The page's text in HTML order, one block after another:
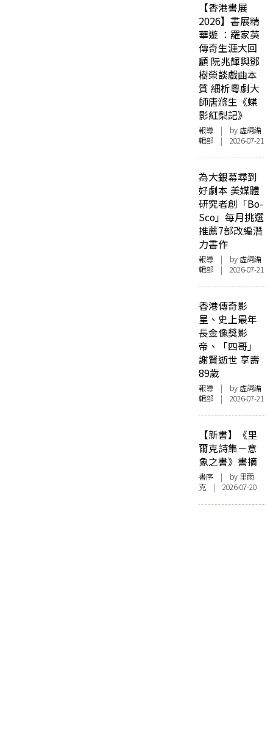
【香港書展
2026】書展精
華遊 ：羅家英
傳奇生涯大回
顧 阮兆輝與鄧
樹榮談戲曲本
質 細析粵劇大
師唐滌生《蝶
影紅梨記》
報導 | by 虛詞編
輯部 | 2026-07-21
為大銀幕尋到
好劇本 美媒體
研究者創「Bo-
Sco」每月挑選
推薦7部改編潛
力書作
報導 | by 虛詞編
輯部 | 2026-07-21
香港傳奇影
星、史上最年
長金像獎影
帝、「四哥」
謝賢逝世 享壽
89歲
報導 | by 虛詞編
輯部 | 2026-07-21
【新書】《里
爾克詩集－意
象之書》書摘
書序 | by 里爾
克 | 2026-07-20